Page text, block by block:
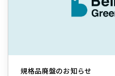
規格品廃盤のお知らせ